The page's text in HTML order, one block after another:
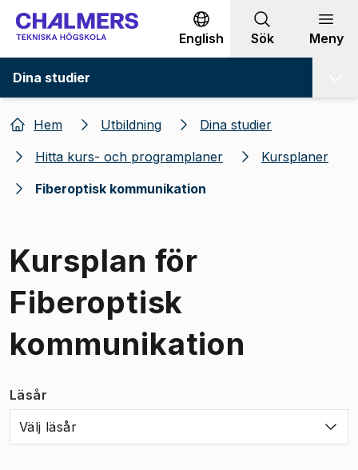
Gå till innehållet
English Sök Meny
Dina studier
Hem Utbildning
Dina studier
Hitta kurs- och programplaner
Kursplaner
Fiberoptisk kommunikation
Kursplan för
Fiberoptisk
kommunikation
Läsår
Välj läsår